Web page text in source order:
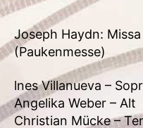
Joseph Haydn:
(Paukenmesse)
lnes Villanueva –
Angelika Weber – Alt
Christian Mücke –